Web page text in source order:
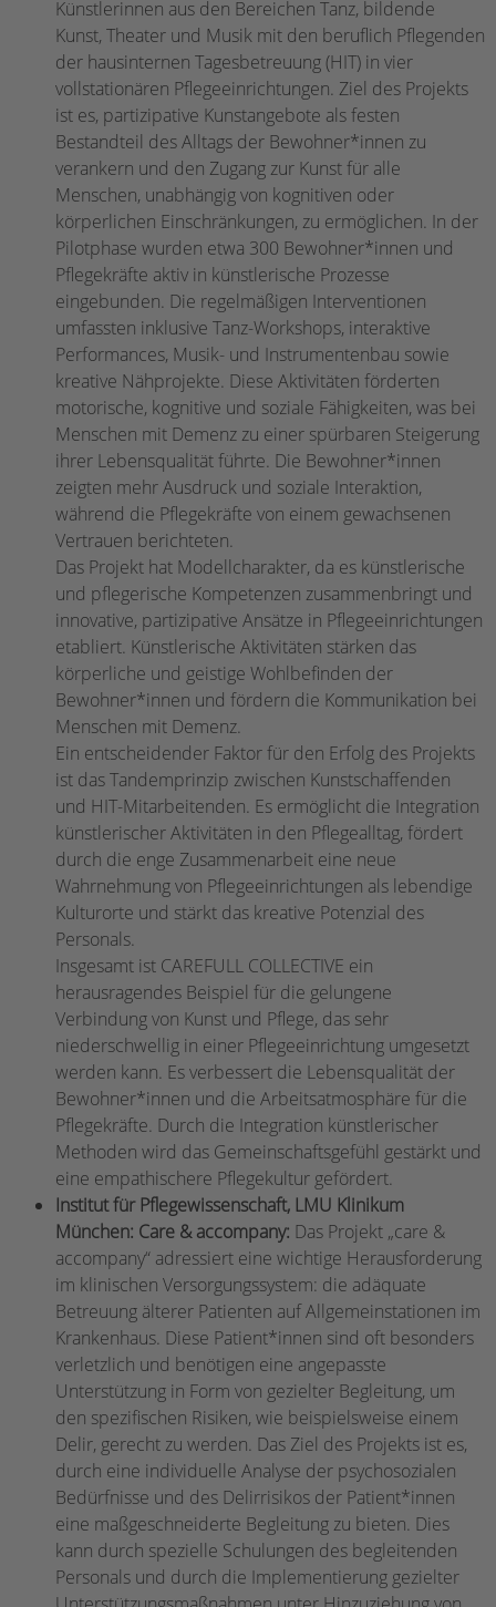
Künstlerinnen aus den Bereichen Tanz, bildende
Kunst, Theater und Musik mit den beruflich Pflegenden
der hausinternen Tagesbetreuung (HIT) in vier
vollstationären Pflegeeinrichtungen. Ziel des Projekts
ist es, partizipative Kunstangebote als festen
Bestandteil des Alltags der Bewohner*innen zu
verankern und den Zugang zur Kunst für alle
Menschen, unabhängig von kognitiven oder
körperlichen Einschränkungen, zu ermöglichen. In der
Pilotphase wurden etwa 300 Bewohner*innen und
Pflegekräfte aktiv in künstlerische Prozesse
eingebunden. Die regelmäßigen Interventionen
umfassten inklusive Tanz-Workshops, interaktive
Performances, Musik- und Instrumentenbau sowie
kreative Nähprojekte. Diese Aktivitäten förderten
motorische, kognitive und soziale Fähigkeiten, was bei
Menschen mit Demenz zu einer spürbaren Steigerung
ihrer Lebensqualität führte. Die Bewohner*innen
zeigten mehr Ausdruck und soziale Interaktion,
während die Pflegekräfte von einem gewachsenen
Vertrauen berichteten.
Das Projekt hat Modellcharakter, da es künstlerische
und pflegerische Kompetenzen zusammenbringt und
innovative, partizipative Ansätze in Pflegeeinrichtungen
etabliert. Künstlerische Aktivitäten stärken das
körperliche und geistige Wohlbefinden der
Bewohner*innen und fördern die Kommunikation bei
Menschen mit Demenz.
Ein entscheidender Faktor für den Erfolg des Projekts
ist das Tandemprinzip zwischen Kunstschaffenden
und HIT-Mitarbeitenden. Es ermöglicht die Integration
künstlerischer Aktivitäten in den Pflegealltag, fördert
durch die enge Zusammenarbeit eine neue
Wahrnehmung von Pflegeeinrichtungen als lebendige
Kulturorte und stärkt das kreative Potenzial des
Personals.
Insgesamt ist CAREFULL COLLECTIVE ein
herausragendes Beispiel für die gelungene
Verbindung von Kunst und Pflege, das sehr
niederschwellig in einer Pflegeeinrichtung umgesetzt
werden kann. Es verbessert die Lebensqualität der
Bewohner*innen und die Arbeitsatmosphäre für die
Pflegekräfte. Durch die Integration künstlerischer
Methoden wird das Gemeinschaftsgefühl gestärkt und
eine empathischere Pflegekultur gefördert.
Institut für Pflegewissenschaft, LMU Klinikum
München: Care & accompany: Das Projekt „care &
accompany“ adressiert eine wichtige Herausforderung
im klinischen Versorgungssystem: die adäquate
Betreuung älterer Patienten auf Allgemeinstationen im
Krankenhaus. Diese Patient*innen sind oft besonders
verletzlich und benötigen eine angepasste
Unterstützung in Form von gezielter Begleitung, um
den spezifischen Risiken, wie beispielsweise einem
Delir, gerecht zu werden. Das Ziel des Projekts ist es,
durch eine individuelle Analyse der psychosozialen
Bedürfnisse und des Delirrisikos der Patient*innen
eine maßgeschneiderte Begleitung zu bieten. Dies
kann durch spezielle Schulungen des begleitenden
Personals und durch die Implementierung gezielter